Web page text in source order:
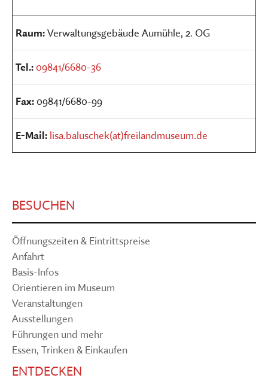
Raum:Verwaltungsgebäude Aumühle, 2. OG
Tel.:09841/6680-36
Fax:09841/6680-99
E-Mail: lisa.baluschek(at)freilandmuseum.de
BESUCHEN
Öffnungszeiten & Eintrittspreise
Anfahrt
Basis-Infos
Orientieren im Museum
Veranstaltungen
Ausstellungen
Führungen und mehr
Essen, Trinken & Einkaufen
ENTDECKEN